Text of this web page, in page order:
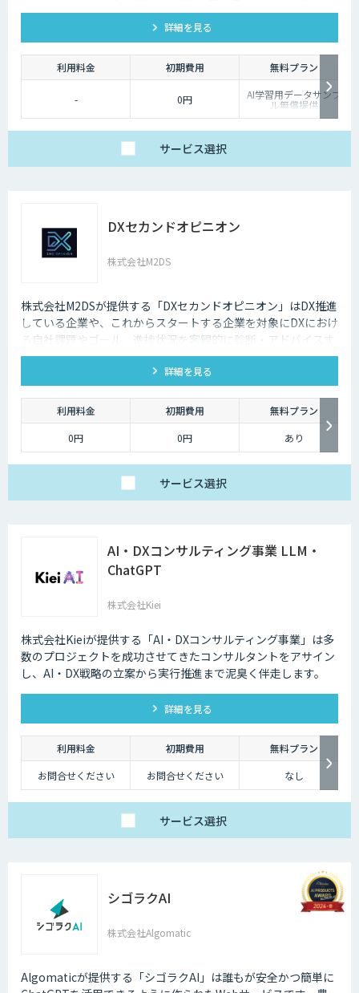
有、様々な音声認識・合成タスクに対応可能です。
詳細を見る
利用料金 初期費用 無料プラン
- 0円 AI学習用データサンプ
ル無償提供
サービス選択
DXセカンドオピニオン
株式会社M2DS
株式会社M2DSが提供する「DXセカンドオピニオン」はDX推進
している企業や、これからスタートする企業を対象にDXにおけ
る自社課題やゴール、進捗状況を客観的に診断・アドバイスす
るサービスです
詳細を見る
利用料金 初期費用
無料プラン
0円
0円 あり
サービス選択
AI・DXコンサルティング事業 LLM・
ChatGPT
株式会社Kiei
株式会社Kieiが提供する「AI・DXコンサルティング事業」は多
数のプロジェクトを成功させてきたコンサルタントをアサイン
し、AI・DX戦略の立案から実行推進まで泥臭く伴走します。
詳細を見る
利用料金 初期費用
無料プラン
お問合せください
お問合せください なし
サービス選択
シゴラクAI
株式会社Algomatic
Algomaticが提供する「シゴラクAI」は誰もが安全かつ簡単に